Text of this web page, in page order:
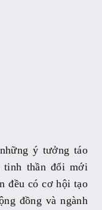
ý tưởng táo
thần đổi mới
đều có cơ hội tạo
đồng và ngành